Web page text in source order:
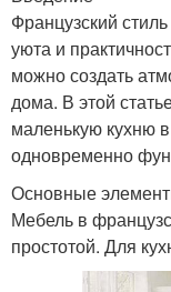
Французский
уюта и
можно создать
дома. В этой
маленькую кухню
одновременно
Основные
Мебель в
простотой. Для